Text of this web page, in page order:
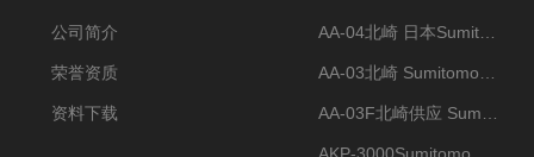
公司简介
荣誉资质
资料下载